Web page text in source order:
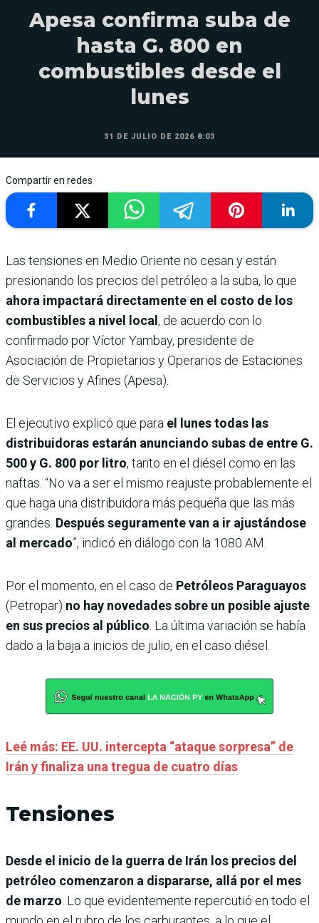
Apesa confirma suba de
hasta G. 800 en
combustibles desde el
lunes
31 DE JULIO DE 2026 8:03
Compartir en redes
Las tensiones en Medio Oriente no cesan y están
presionando los precios del petróleo a la suba, lo que
ahora impactará directamente en el costo de los
combustibles a nivel local, de acuerdo con lo
confirmado por Víctor Yambay, presidente de
Asociación de Propietarios y Operarios de Estaciones
de Servicios y Afines (Apesa).
El ejecutivo explicó que para el lunes todas las
distribuidoras estarán anunciando subas de entre G.
500 y G. 800 por litro, tanto en el diésel como en las
naftas. “No va a ser el mismo reajuste probablemente el
que haga una distribuidora más pequeña que las más
grandes. Después seguramente van a ir ajustándose
al mercado”, indicó en diálogo con la 1080 AM.
Por el momento, en el caso de Petróleos Paraguayos
(Petropar) no hay novedades sobre un posible ajuste
en sus precios al público . La última variación se había
dado a la baja a inicios de julio, en el caso diésel.
Leé más: EE. UU. intercepta “ataque sorpresa” de
Irán y finaliza una tregua de cuatro días
Tensiones
Desde el inicio de la guerra de Irán los precios del
petróleo comenzaron a dispararse, allá por el mes
de marzo . Lo que evidentemente repercutió en todo el